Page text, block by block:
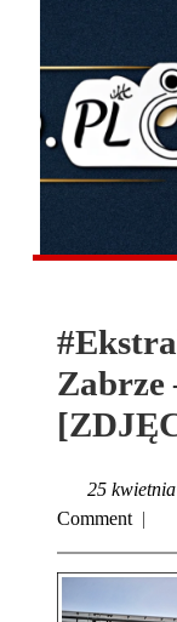
Zabrze
25
Comment |